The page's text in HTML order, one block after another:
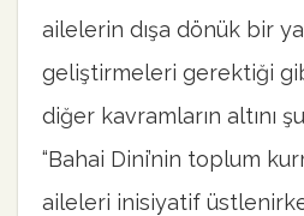
ailelerin dışa dönük bir
geliştirmeleri gerektiği
diğer kavramların altını
“Bahai Dini’nin toplum
aileleri inisiyatif